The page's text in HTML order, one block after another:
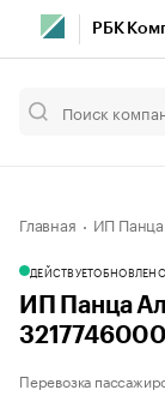
РБК
Главная ИП
ДЕЙСТВУЕТОБНОВЛЕНО
ИП Панца
Перевозка